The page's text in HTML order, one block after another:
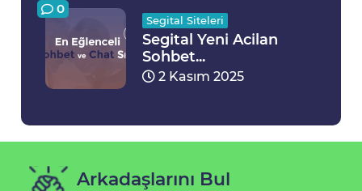
0
Segital Siteleri
Segital Yeni Acilan
Sohbet...
2 Kasım 2025
Arkadaşlarını Bul